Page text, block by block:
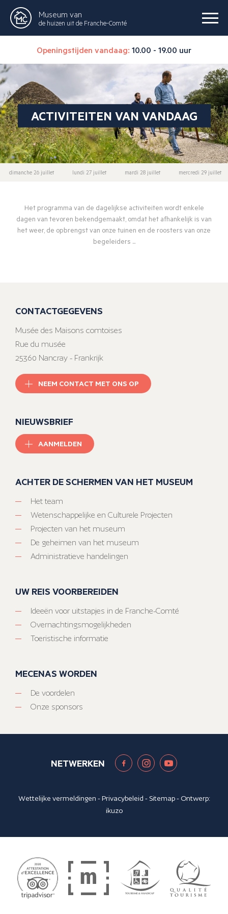
Museum van
de huizen uit de Franche-Comté
Openingstijden vandaag: 10.00 - 19.00 uur
ACTIVITEITEN VAN VANDAAG
dimanche 26 juillet lundi 27 juillet mardi 28 juillet mercredi 29 juillet
Het programma van de dagelijkse activiteiten wordt enkele
dagen van tevoren bekendgemaakt, omdat het afhankelijk is van
het weer, de opbrengst van onze tuinen en de roosters van onze
begeleiders ...
CONTACTGEGEVENS
Musée des Maisons comtoises
Rue du musée
25360 Nancray - Frankrijk
NEEM CONTACT MET ONS OP
NIEUWSBRIEF
AANMELDEN
ACHTER DE SCHERMEN VAN HET MUSEUM
Het team
Wetenschappelijke en Culturele Projecten
Projecten van het museum
De geheimen van het museum
Administratieve handelingen
UW REIS VOORBEREIDEN
Ideeën voor uitstapjes in de Franche-Comté
Overnachtingsmogelijkheden
Toeristische informatie
MECENAS WORDEN
De voordelen
Onze sponsors
NETWERKEN
Wettelijke vermeldingen -Privacybeleid - Sitemap- Ontwerp:
ikuzo